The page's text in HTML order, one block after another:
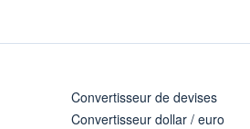
Convertisseur de devises
Convertisseur dollar / euro